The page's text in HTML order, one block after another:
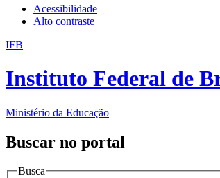
Acessibilidade
Alto contraste
IFB
Instituto Federal de
Ministério da Educação
Buscar no portal
Busca